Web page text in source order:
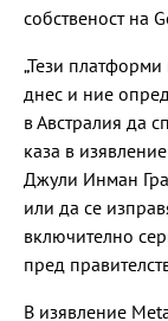
собственост на
„Тези
днес и ние
в Австралия да
каза в
Джули Инман
или да се
включително
пред
В изявление